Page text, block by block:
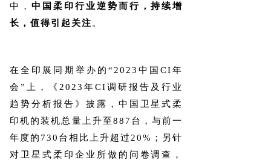
中， 中国柔印行业逆势而行，持续增
长，值得引起关注 。
在全印展同期举办的“2023中国CI年
会”上，《2023年CI调研报告及行业
趋势分析报告》披露，中国卫星式柔
印机的装机总量上升至887台，与前一
年度的730台相比上升超过20%；另针
对卫星式柔印企业所做的问卷调查，